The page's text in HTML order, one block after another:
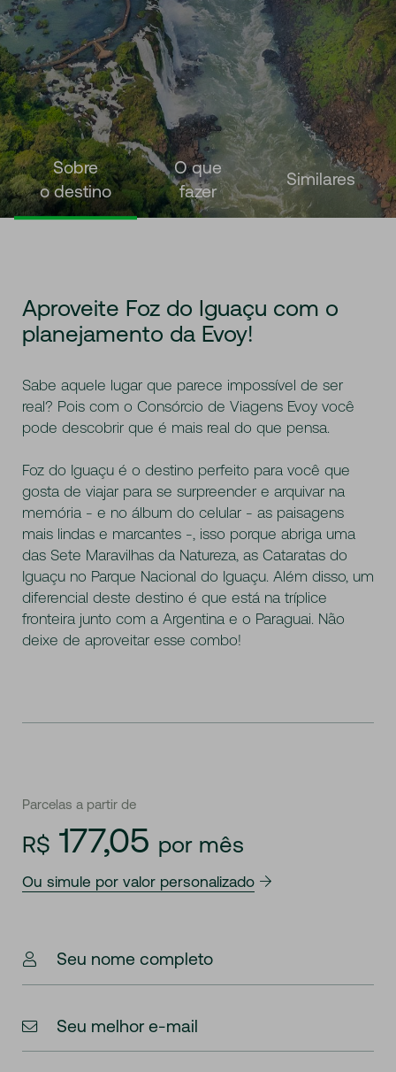
Sobre
o destino
O que
fazer
Similares
Aproveite Foz do Iguaçu com o
planejamento da Evoy!
Sabe aquele lugar que parece impossível de ser
real? Pois com o Consórcio de Viagens Evoy você
pode descobrir que é mais real do que pensa.
Foz do Iguaçu é o destino perfeito para você que
gosta de viajar para se surpreender e arquivar na
memória - e no álbum do celular - as paisagens
mais lindas e marcantes -, isso porque abriga uma
das Sete Maravilhas da Natureza, as Cataratas do
Iguaçu no Parque Nacional do Iguaçu. Além disso, um
diferencial deste destino é que está na tríplice
fronteira junto com a Argentina e o Paraguai. Não
deixe de aproveitar esse combo!
Parcelas a partir de
R$ 177,05 por mês
Ou simule por valor personalizado
Seu nome completo
Seu melhor e-mail